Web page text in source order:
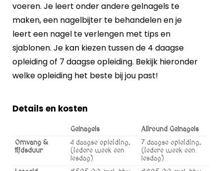
voeren. Je leert onder andere gelnagels te
maken, een nagelbijter te behandelen en je
leert een nagel te verlengen met tips en
sjablonen. Je kan kiezen tussen de 4 daagse
opleiding of 7 daagse opleiding. Bekijk hieronder
welke opleiding het beste bij jou past!
Details en kosten
Gelnagels
Allround Gelnagels
Omvang &
tijdsduur
4 daagse opleiding.
(iedere week een
lesdag)
7 daagse opleiding.
(iedere week een
lesdag)